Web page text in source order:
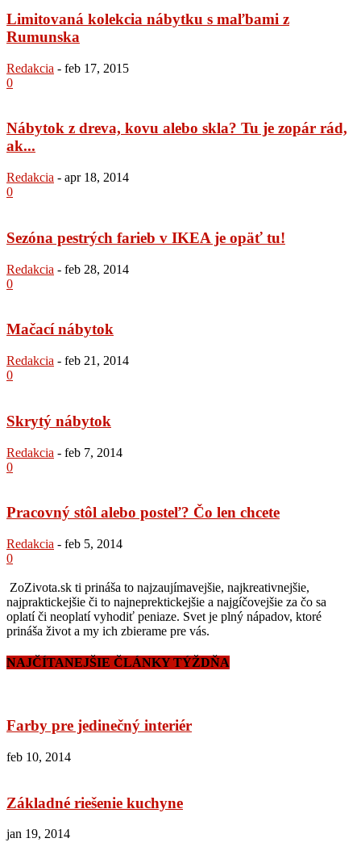
Limitovaná kolekcia nábytku s maľbami z
Rumunska
Redakcia - feb 17, 2015
0
Nábytok z dreva, kovu alebo skla? Tu je zopár rád,
ak...
Redakcia - apr 18, 2014
0
Sezóna pestrých farieb v IKEA je opäť tu!
Redakcia - feb 28, 2014
0
Mačací nábytok
Redakcia - feb 21, 2014
0
Skrytý nábytok
Redakcia - feb 7, 2014
0
Pracovný stôl alebo posteľ? Čo len chcete
Redakcia - feb 5, 2014
0
ZoZivota.sk ti prináša to najzaujímavejšie, najkreativnejšie,
najpraktickejšie či to najneprektickejšie a najgíčovejšie za čo sa
oplatí či neoplatí vyhodiť peniaze. Svet je plný nápadov, ktoré
prináša život a my ich zbierame pre vás.
NAJČÍTANEJŠIE ČLÁNKY TÝŽDŇA
Farby pre jedinečný interiér
feb 10, 2014
Základné riešenie kuchyne
jan 19, 2014